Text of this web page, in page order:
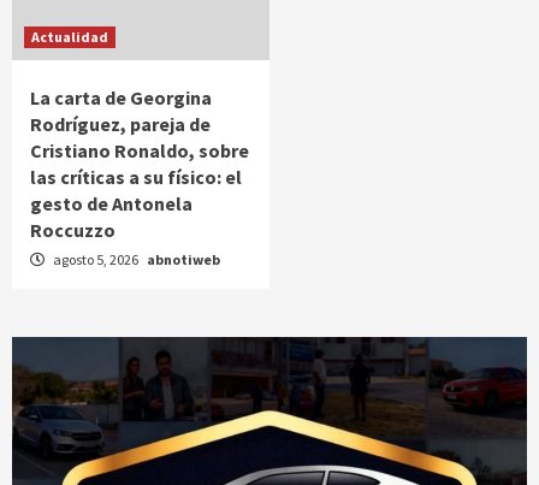
Actualidad
La carta de Georgina
Rodríguez, pareja de
Cristiano Ronaldo, sobre
las críticas a su físico: el
gesto de Antonela
Roccuzzo
agosto 5, 2026 abnotiweb